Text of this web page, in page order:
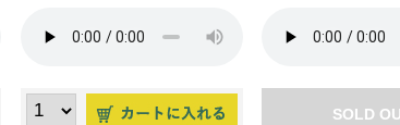
SOLD